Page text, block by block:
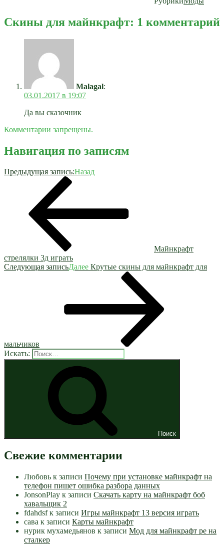
Скины для майнкрафт: 1 комментарий
Malagal:
03.01.2017 в 19:07
Да вы сказочник
Комментарии запрещены.
Навигация по записям
Предыдущая запись:Назад
Майнкрафт
стрелялки 3д играть
Следующая записьДалее Крутые скины для майнкрафт для
мальчиков
Искать:
Поиск
Свежие комментарии
Любовь к записи Почему при установке майнкрафт на
телефон пишет ошибка разбора данных
JonsonPlay к записи Скачать карту на майнкрафт боб
хавальщик 2
fdahdsfк записи Игры майнкрафт 13 версия играть
сава к записи Карты майнкрафт
нурик мухамедьянов к записи Мод для майнкрафт pe на
сталкер